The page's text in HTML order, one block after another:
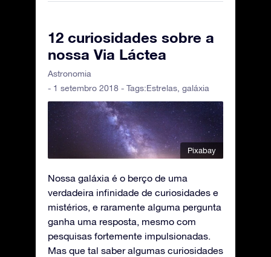
12 curiosidades sobre a
nossa Via Láctea
Astronomia
- 1 setembro 2018 - Tags:Estrelas galáxia
Pixabay
Nossa galáxia é o berço de uma
verdadeira infinidade de curiosidades e
mistérios, e raramente alguma pergunta
ganha uma resposta, mesmo com
pesquisas fortemente impulsionadas.
Mas que tal saber algumas curiosidades